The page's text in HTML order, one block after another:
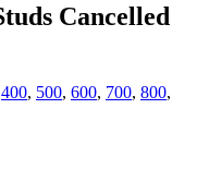
Cancelled
400, 500, 600, 700, 800,